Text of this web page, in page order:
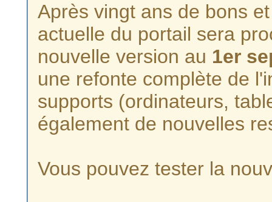
Après vingt ans de bons
actuelle du portail sera
nouvelle version au 1er
une refonte complète de
supports (ordinateurs,
également de nouvelles
Vous pouvez tester la